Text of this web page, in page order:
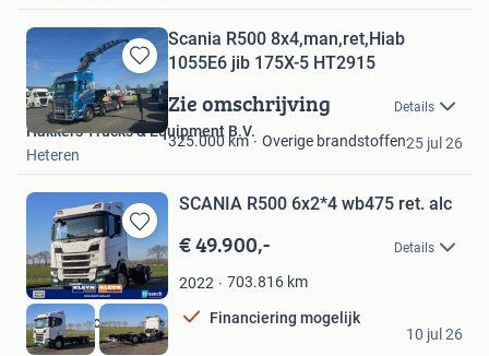
Bewaren
in
Mijn
Favorieten
Scania R500 8x4,man,ret,Hiab
1055E6 jib 175X-5 HT2915
Zie omschrijving Details
325.000 km Overige brandstoffen
Hakkers Trucks & Equipment B.V.
Heteren
25 jul 26
Bewaren
in
Mijn
Favorieten
SCANIA R500 6x2*4 wb475 ret. alc
€ 49.900,- Details
2022 703.816 km
Financiering mogelijk
Kleyn Trucks BV
Vuren
10 jul 26